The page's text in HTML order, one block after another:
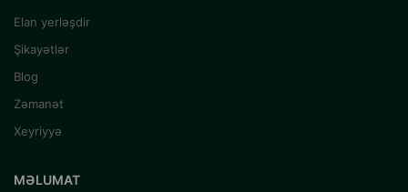
Elan yerləşdir
Şikayətlər
Blog
Zəmanət
Xeyriyyə
MƏLUMAT